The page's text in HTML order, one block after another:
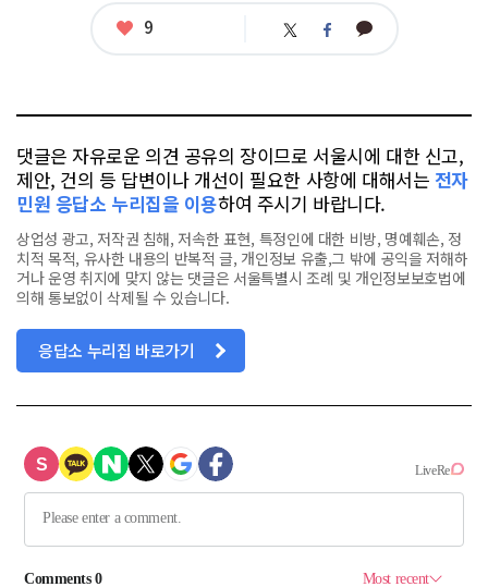
좋
9 트 페 카
댓글은 자유로운 의견 공유의 장이므로 서울시에 대한 신고,
제안, 건의 등 답변이나 개선이 필요한 사항에 대해서는 전자
민원 응답소 누리집을 이용하여 주시기 바랍니다.
상업성 광고, 저작권 침해, 저속한 표현, 특정인에 대한 비방, 명예훼손, 정
치적 목적, 유사한 내용의 반복적 글, 개인정보 유출,그 밖에 공익을 저해하
거나 운영 취지에 맞지 않는 댓글은 서울특별시 조례 및 개인정보보호법에
의해 통보없이 삭제될 수 있습니다.
응답소 누리집 바로가기